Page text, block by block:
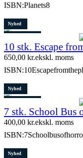
15 stk. tilbage
ISBN:Planets8
Nyhed
10 stk. Escape
650,00 kr.ekskl. moms
ISBN:
Nyhed
7 stk. School Bus
400,00 kr.ekskl. moms
ISBN:
Nyhed